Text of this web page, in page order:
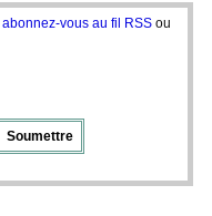
abonnez-vous au fil RSS ou